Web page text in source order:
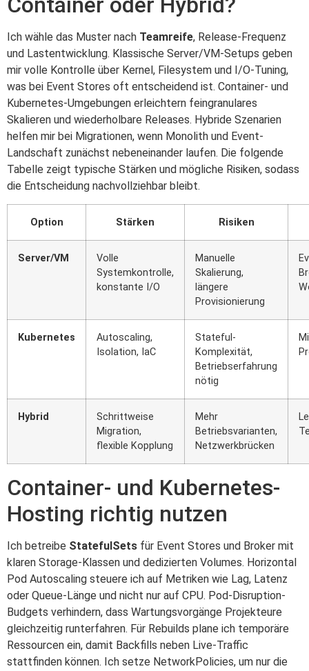
Ich wähle das Muster nach Teamreife, Release-Frequenz
und Lastentwicklung. Klassische Server/VM-Setups geben
mir volle Kontrolle über Kernel, Filesystem und I/O‑Tuning,
was bei Event Stores oft entscheidend ist. Container- und
Kubernetes-Umgebungen erleichtern feingranulares
Skalieren und wiederholbare Releases. Hybride Szenarien
helfen mir bei Migrationen, wenn Monolith und Event-
Landschaft zunächst nebeneinander laufen. Die folgende
Tabelle zeigt typische Stärken und mögliche Risiken, sodass
die Entscheidung nachvollziehbar bleibt.
Option Stärken Risiken
Server/VM
Volle
Systemkontrolle,
konstante I/O
Manuelle
Skalierung,
längere
Provisionierung
Kubernetes
Autoscaling,
Isolation, IaC
Stateful-
Komplexität,
Betriebserfahrung
nötig
Hybrid
Schrittweise
Migration,
flexible Kopplung
Mehr
Betriebsvarianten,
Netzwerkbrücken
Container- und Kubernetes-
Hosting richtig nutzen
Ich betreibe StatefulSets für Event Stores und Broker mit
klaren Storage-Klassen und dedizierten Volumes. Horizontal
Pod Autoscaling steuere ich auf Metriken wie Lag, Latenz
oder Queue-Länge und nicht nur auf CPU. Pod-Disruption-
Budgets verhindern, dass Wartungsvorgänge Projekteure
gleichzeitig runterfahren. Für Rebuilds plane ich temporäre
Ressourcen ein, damit Backfills neben Live-Traffic
stattfinden können. Ich setze NetworkPolicies, um nur die